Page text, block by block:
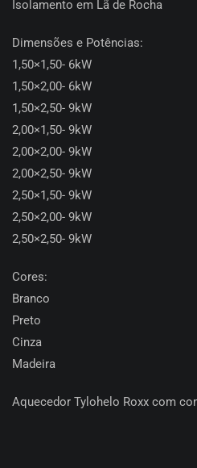
Isolamento em Lã de Rocha
Dimensões e Potências:
1,50×1,50- 6kW
1,50×2,00- 6kW
1,50×2,50- 9kW
2,00×1,50- 9kW
2,00×2,00- 9kW
2,00×2,50- 9kW
2,50×1,50- 9kW
2,50×2,00- 9kW
2,50×2,50- 9kW
Cores:
Branco
Preto
Cinza
Madeira
Aquecedor Tylohelo Roxx com